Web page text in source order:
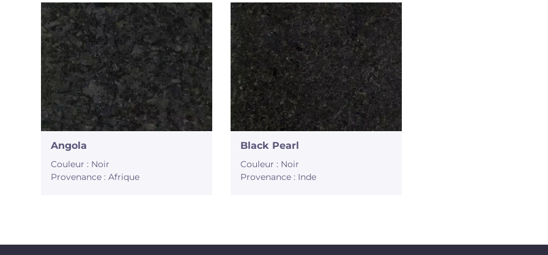
Angola
Couleur : Noir
Provenance : Afrique
Black Pearl
Couleur : Noir
Provenance : Inde